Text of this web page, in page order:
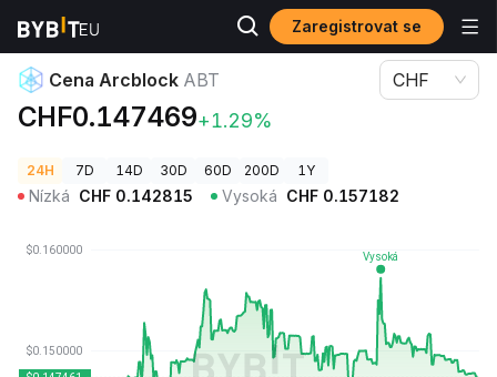
Zaregistrovat se
Ceny kryptoměn Cena Arcblock ABT
Cena Arcblock ABT
CHF0.147469+1.29%
CHF
24H 7D 14D 30D 60D 200D 1Y
Nízká CHF 0.142815 Vysoká CHF 0.157182